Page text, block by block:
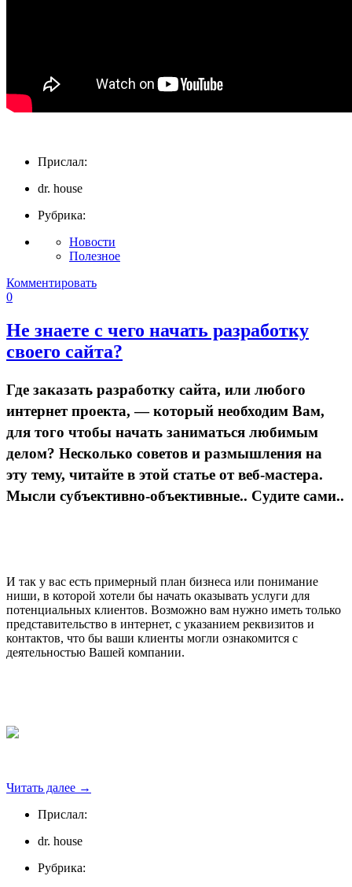
Прислал:
dr. house
Рубрика:
Новости
Полезное
Комментировать
0
Не знаете с чего начать разработку
своего сайта?
Где заказать разработку сайта, или любого
интернет проекта, — который необходим Вам,
для того чтобы начать заниматься любимым
делом? Несколько советов и размышления на
эту тему, читайте в этой статье от веб-мастера.
Мысли субъективно-объективные.. Судите сами..
И так у вас есть примерный план бизнеса или понимание
ниши, в которой хотели бы начать оказывать услуги для
потенциальных клиентов. Возможно вам нужно иметь только
представительство в интернет, с указанием реквизитов и
контактов, что бы ваши клиенты могли ознакомится с
деятельностью Вашей компании.
Читать далее →
Прислал:
dr. house
Рубрика: